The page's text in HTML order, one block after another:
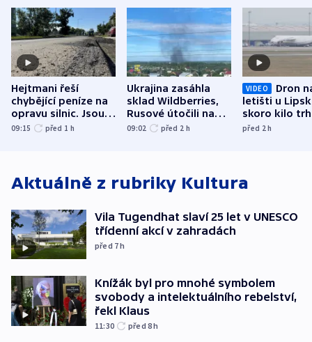
Hejtmani řeší
chybějící peníze na
opravu silnic. Jsou
nenárokové, namítá
09:15 před 1 h
Ukrajina zasáhla
sklad Wildberries,
Rusové útočili na
trh, hasiče či
09:02 před 2 h
VIDEO
Dron
letišti u
skoro kilo
indicie
před 2h
Aktuálně z rubriky Kultura
Vila Tugendhat slaví 25 let v UNESCO
třídenní akcí v zahradách
před 7h
Knížák byl pro mnohé symbolem
svobody a intelektuálního rebelství,
řekl Klaus
11:30 před 8h